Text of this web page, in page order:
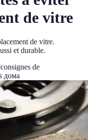
de vitre
de vitre.
et durable.
consignes de
дома